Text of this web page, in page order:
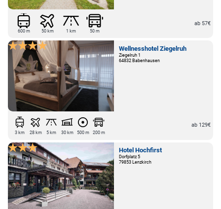
600 m 50 km 1 km 50 m
ab 57€
Wellnesshotel Ziegelruh
Ziegelruh 1
64832 Babenhausen
3 km 28 km 5 km 30 km 500 m 200 m
ab 129€
Hotel Hochfirst
Dorfplatz 5
79853 Lenzkirch